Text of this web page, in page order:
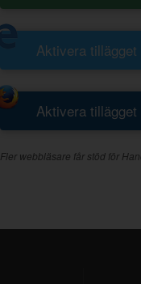
Aktivera
Aktivera
Fler webbläsare får stöd för